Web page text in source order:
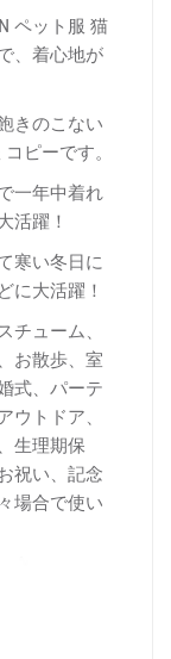
ペット服 猫
、着心地が
きのこない
ピーです。
一年中着れ
活躍！
寒い冬日に
に大活躍！
ューム、
お散歩、室
式、パーテ
トドア、
生理期保
祝い、記念
場合で使い